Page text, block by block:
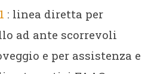
: linea diretta per
ad ante scorrevoli
e per assistenza e